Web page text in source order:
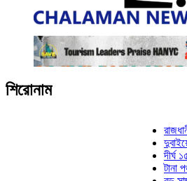
শিরোনাম
রাজধানীতে
দুবাইয়ে ২০
দীর্ঘ ১৫ মাস
টানা